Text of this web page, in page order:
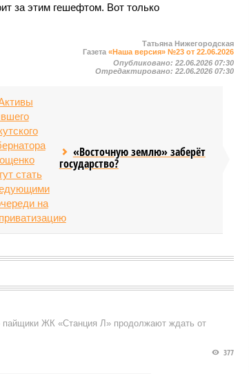
за этим гешефтом. Вот только
Татьяна Нижегородская
Газета«Наша версия» №23 от 22.06.2026
Опубликовано:22.06.2026 07:30
Отредактировано:22.06.2026 07:30
«Восточную землю» заберёт
государство?
пайщики ЖК «Станция Л» продолжают ждать от
377